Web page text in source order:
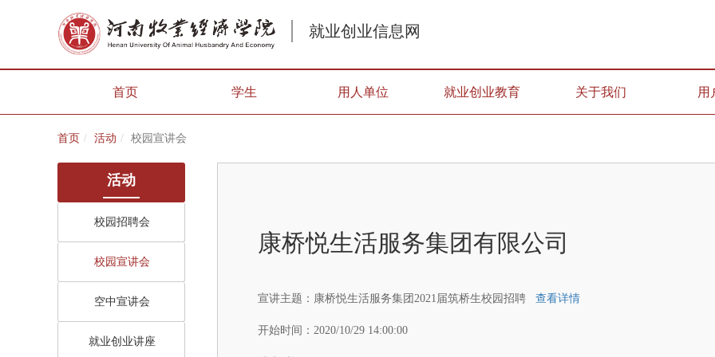
就业创业信息网
首页 学生 用人单位 就业创业教育 关于我们 用
首页 活动 校园宣讲会
活动
校园招聘会
校园宣讲会
空中宣讲会
就业创业讲座
康桥悦生活服务集团有限公司
宣讲主题： 康桥悦生活服务集团2021届筑桥生校园招聘 查看详情
开始时间： 2020/10/29 14:00:00